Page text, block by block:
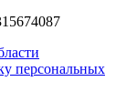
персональных